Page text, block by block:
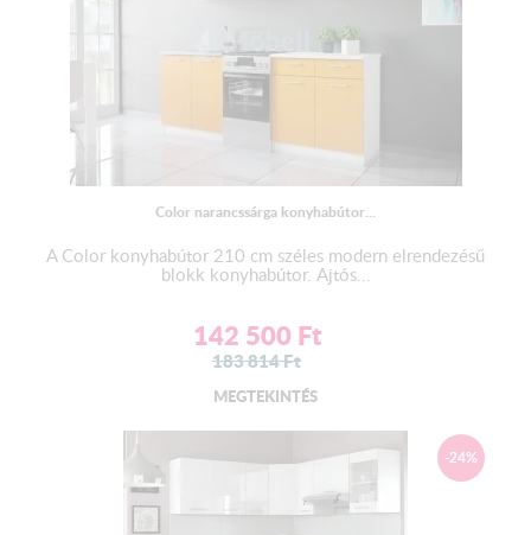
Color narancssárga konyhabútor...
A Color konyhabútor 210 cm széles modern elrendezésű
blokk konyhabútor. Ajtós...
142 500 Ft
183 814Ft
MEGTEKINTÉS
-24%